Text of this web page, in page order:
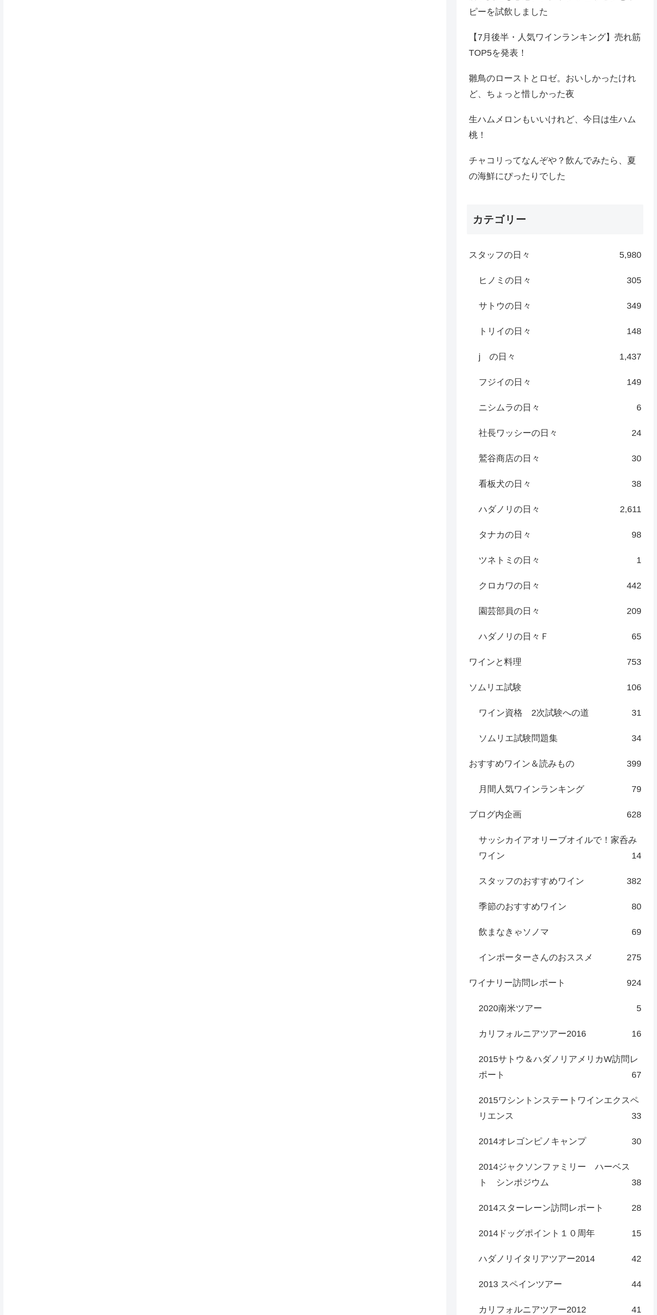
ピーを試飲しました
【7月後半・人気ワインランキング】売れ筋
TOP5を発表！
雛鳥のローストとロゼ。おいしかったけれ
ど、ちょっと惜しかった夜
生ハムメロンもいいけれど、今日は生ハム
桃！
チャコリってなんぞや？飲んでみたら、夏
の海鮮にぴったりでした
カテゴリー
スタッフの日々 5,980
ヒノミの日々 305
サトウの日々 349
トリイの日々 148
j の日々 1,437
フジイの日々 149
ニシムラの日々 6
社長ワッシーの日々 24
鷲谷商店の日々 30
看板犬の日々 38
ハダノリの日々 2,611
タナカの日々 98
ツネトミの日々 1
クロカワの日々 442
園芸部員の日々 209
ハダノリの日々Ｆ 65
ワインと料理 753
ソムリエ試験 106
ワイン資格 2次試験への道 31
ソムリエ試験問題集 34
おすすめワイン＆読みもの 399
月間人気ワインランキング 79
ブログ内企画 628
サッシカイアオリーブオイルで！家呑み
ワイン
14
スタッフのおすすめワイン 382
季節のおすすめワイン 80
飲まなきゃソノマ 69
インポーターさんのおススメ 275
ワイナリー訪問レポート 924
2020南米ツアー 5
カリフォルニアツアー2016 16
2015サトウ＆ハダノリアメリカW訪問レ
ポート
67
2015ワシントンステートワインエクスペ
リエンス
33
2014オレゴンピノキャンプ 30
2014ジャクソンファミリー ハーベス
ト シンポジウム
38
2014スターレーン訪問レポート 28
2014ドッグポイント１０周年 15
ハダノリイタリアツアー2014 42
2013 スペインツアー 44
カリフォルニアツアー2012 41